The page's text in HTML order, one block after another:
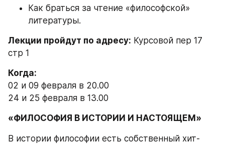
Как браться за чтение «философской»
литературы.
Лекции пройдут по адресу: Курсовой пер 17
стр 1
Когда:
02 и 09 февраля в 20.00
24 и 25 февраля в 13.00
«ФИЛОСОФИЯ В ИСТОРИИ И НАСТОЯЩЕМ»
В истории философии есть собственный хит-